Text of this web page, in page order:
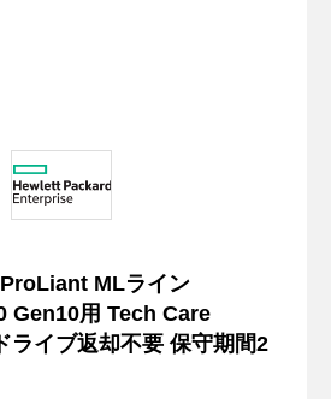
MLライン
Gen10用 Tech Care
ライブ返却不要 保守期間2